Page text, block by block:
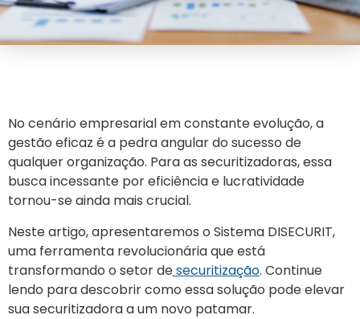
No cenário empresarial em constante evolução, a
gestão eficaz é a pedra angular do sucesso de
qualquer organização. Para as securitizadoras, essa
busca incessante por eficiência e lucratividade
tornou-se ainda mais crucial.
Neste artigo, apresentaremos o Sistema DISECURIT,
uma ferramenta revolucionária que está
transformando o setor desecuritização. Continue
lendo para descobrir como essa solução pode elevar
sua securitizadora a um novo patamar.